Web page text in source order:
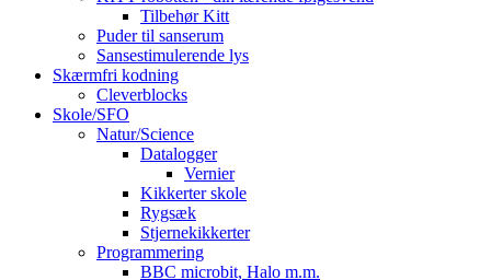
Tilbehør Kitt
Puder til sanserum
Sansestimulerende lys
Skærmfri kodning
Cleverblocks
Skole/SFO
Natur/Science
Datalogger
Vernier
Kikkerter skole
Rygsæk
Stjernekikkerter
Programmering
BBC microbit, Halo m.m.